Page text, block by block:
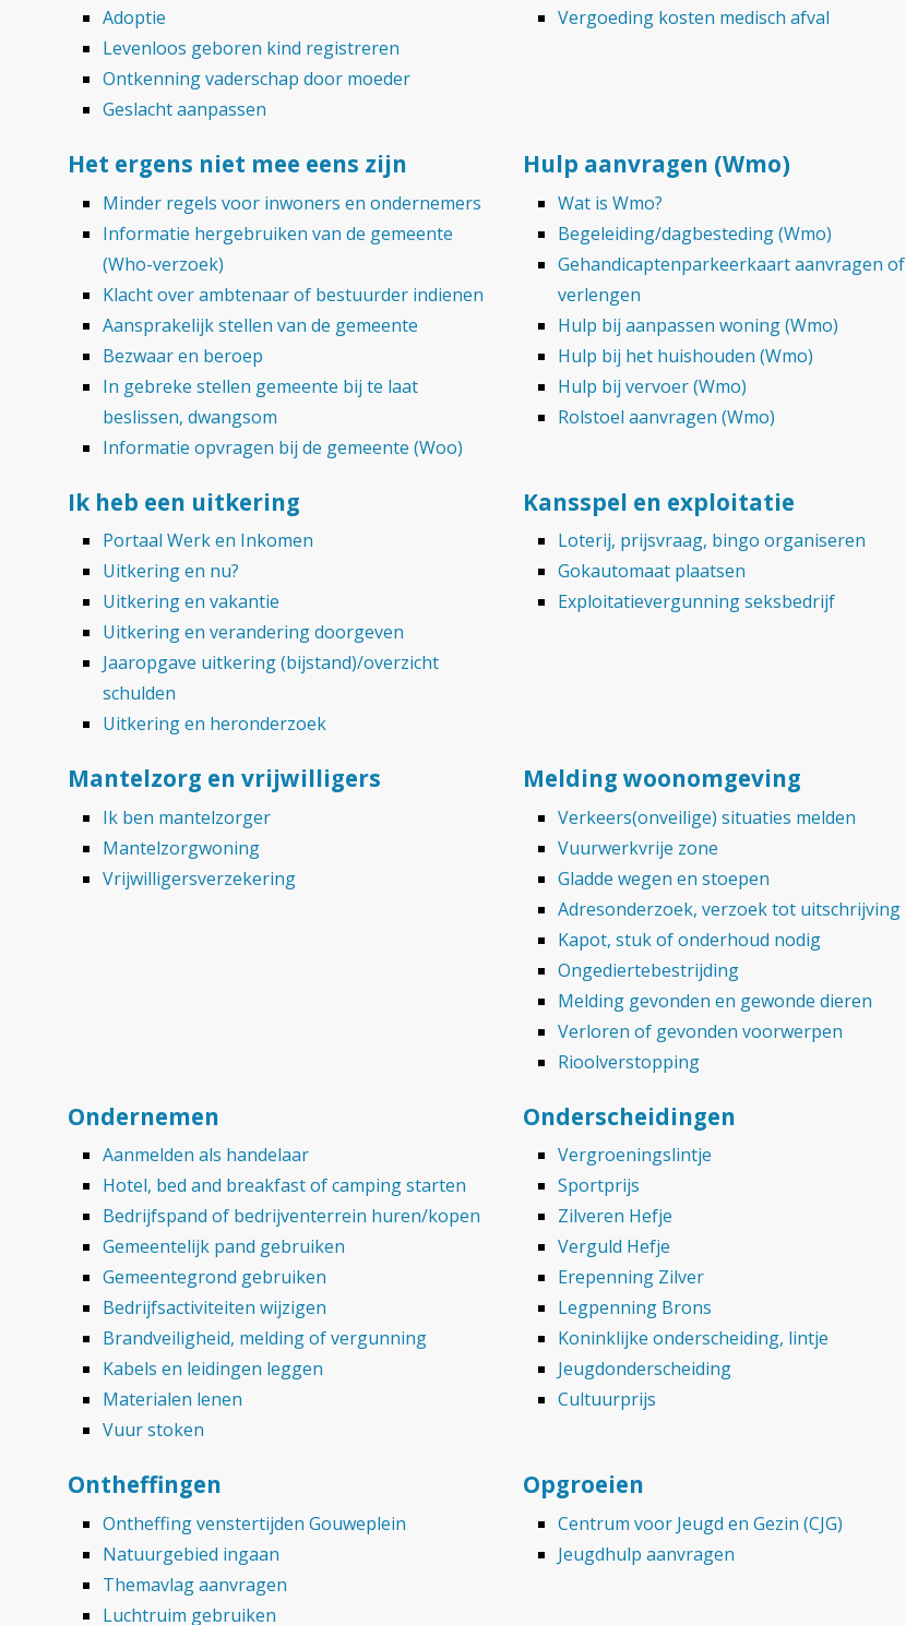
Adoptie
Levenloos geboren kind registreren
Ontkenning vaderschap door moeder
Geslacht aanpassen
Vergoeding kosten medisch afval
Het ergens niet mee eens zijn
Minder regels voor inwoners en ondernemers
Informatie hergebruiken van de gemeente
(Who-verzoek)
Klacht over ambtenaar of bestuurder indienen
Aansprakelijk stellen van de gemeente
Bezwaar en beroep
In gebreke stellen gemeente bij te laat
beslissen, dwangsom
Informatie opvragen bij de gemeente (Woo)
Hulp aanvragen (Wmo)
Wat is Wmo?
Begeleiding/dagbesteding (Wmo)
Gehandicaptenparkeerkaart aanvragen of
verlengen
Hulp bij aanpassen woning (Wmo)
Hulp bij het huishouden (Wmo)
Hulp bij vervoer (Wmo)
Rolstoel aanvragen (Wmo)
Ik heb een uitkering
Portaal Werk en Inkomen
Uitkering en nu?
Uitkering en vakantie
Uitkering en verandering doorgeven
Jaaropgave uitkering (bijstand)/overzicht
schulden
Uitkering en heronderzoek
Kansspel en exploitatie
Loterij, prijsvraag, bingo organiseren
Gokautomaat plaatsen
Exploitatievergunning seksbedrijf
Mantelzorg en vrijwilligers
Ik ben mantelzorger
Mantelzorgwoning
Vrijwilligersverzekering
Melding woonomgeving
Verkeers(onveilige) situaties melden
Vuurwerkvrije zone
Gladde wegen en stoepen
Adresonderzoek, verzoek tot uitschrijving
Kapot, stuk of onderhoud nodig
Ongediertebestrijding
Melding gevonden en gewonde dieren
Verloren of gevonden voorwerpen
Rioolverstopping
Ondernemen
Aanmelden als handelaar
Hotel, bed and breakfast of camping starten
Bedrijfspand of bedrijventerrein huren/kopen
Gemeentelijk pand gebruiken
Gemeentegrond gebruiken
Bedrijfsactiviteiten wijzigen
Brandveiligheid, melding of vergunning
Kabels en leidingen leggen
Materialen lenen
Vuur stoken
Onderscheidingen
Vergroeningslintje
Sportprijs
Zilveren Hefje
Verguld Hefje
Erepenning Zilver
Legpenning Brons
Koninklijke onderscheiding, lintje
Jeugdonderscheiding
Cultuurprijs
Ontheffingen
Ontheffing venstertijden Gouweplein
Natuurgebied ingaan
Themavlag aanvragen
Luchtruim gebruiken
Opgroeien
Centrum voor Jeugd en Gezin (CJG)
Jeugdhulp aanvragen